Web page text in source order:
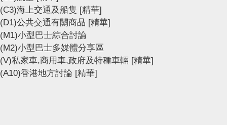
(C3)海上交通及船隻 [精華]
(D1)公共交通有關商品 [精華]
(M1)小型巴士綜合討論
(M2)小型巴士多媒體分享區
(V)私家車,商用車,政府及特種車輛 [精華]
(A10)香港地方討論 [精華]